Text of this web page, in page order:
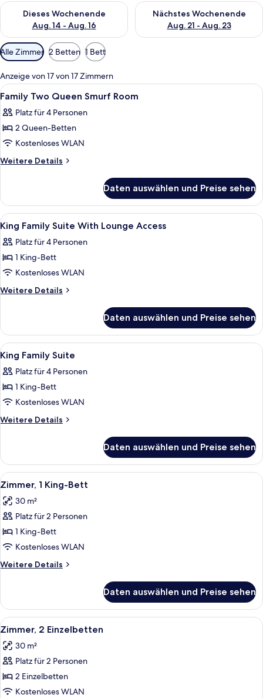
Dieses Wochenende
Aug. 14 - Aug. 16
Überprüfe die Verfügbarkeit für dieses Wochenende, Aug. 14
Nächstes Wochenende
Aug. 21 - Aug. 23
Überprüfe die Verfügbarkeit
Verfügbare
Filter
für
Zimmer
Alle Zimmer 2 Betten 1 Bett
Anzeige von 17 von 17 Zimmern
Alle
Fotos
für
Family
Two
Queen
anzeigen
Allergikerbettwaren, Zimmersafe,
6
Family Two Queen Smurf Room
Platz für 4 Personen
2 Queen-Betten
Kostenloses WLAN
Weitere Details
Weitere
Two
Queen
Smurf
Room
Daten auswählen und Preise sehen
Alle
Fotos
für
King
Family
Suite
Access
anzeigen
Allergikerbettwaren, Zimmersafe,
4
King Family Suite With Lounge Access
Platz für 4 Personen
1 King-Bett
Kostenloses WLAN
Weitere Details
Weitere
Family
Suite
With
Lounge
Access
Daten auswählen und Preise sehen
Alle
Fotos
für
King
Family
Suite
Allergikerbettwaren, Zimmersafe,
4
King Family Suite
Platz für 4 Personen
1 King-Bett
Kostenloses WLAN
Weitere Details
Weitere
Family
Suite
Daten auswählen und Preise sehen
Alle
Fotos
für
Zimmer,
1 King-
Bett
anzeigen
Ein Hotelzimmer mit einem großen
5
Zimmer, 1 King-Bett
30 m²
Platz für 2 Personen
1 King-Bett
Kostenloses WLAN
Weitere Details
Weitere
1 King-
Bett
Daten auswählen und Preise sehen
Alle
Fotos
für
Zimmer,
2 Einzelbetten
anzeigen
Ein Hotelzimmer mit einem großen
10
Zimmer, 2 Einzelbetten
30 m²
Platz für 2 Personen
2 Einzelbetten
Kostenloses WLAN